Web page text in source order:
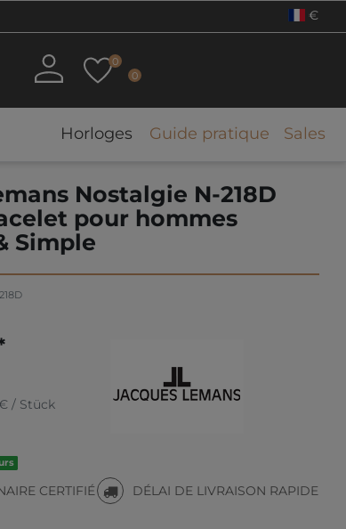
€
0
0
Horloges Guide pratique Sales
Nostalgie N-218D
pour hommes
Simple
/ Stück
CERTIFIÉ DÉLAI DE LIVRAISON RAPIDE